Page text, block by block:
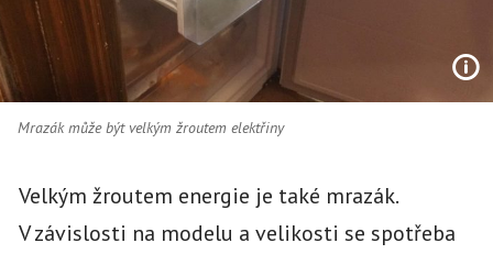
Mrazák může být velkým žroutem elektřiny
Velkým žroutem energie je také mrazák.
V závislosti na modelu a velikosti se spotřeba